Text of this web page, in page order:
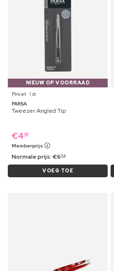
NIEUW OP VOORRAAD
Pincet ⋅ 1 st
PARSA
Tweezer Angled Tip
€4 99
Memberprijs
Normale prijs:€6 59
VOEG TOE